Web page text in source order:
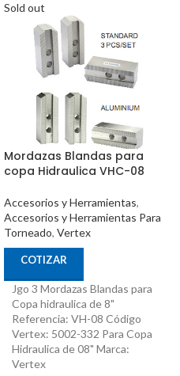
Sold out
Mordazas Blandas para
copa Hidraulica VHC-08
Accesorios y Herramientas,
Accesorios y Herramientas Para
Torneado, Vertex
COTIZAR
Jgo 3 Mordazas Blandas para
Copa hidraulica de 8"
Referencia: VH-08 Código
Vertex: 5002-332 Para Copa
Hidraulica de 08" Marca:
Vertex